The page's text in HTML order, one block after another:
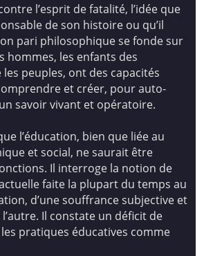
l’esprit de fatalité, l’idée que
de son histoire ou qu’il
pari philosophique se fonde sur
hommes, les enfants des
peuples, ont des capacités
et créer, pour auto-
savoir vivant et opératoire.
l’éducation, bien que liée au
et social, ne saurait être
Il interroge la notion de
faite la plupart du temps au
d’une souffrance subjective et
Il constate un déficit de
pratiques éducatives comme